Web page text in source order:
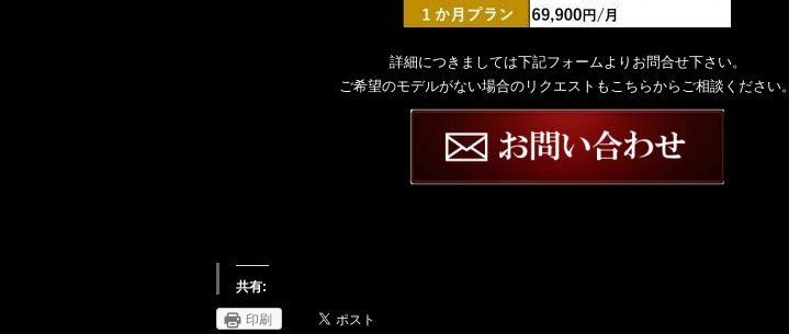
詳細につきましては下記フォームよりお問合せ下さい。
ご希望のモデルがない場合のリクエストもこちらからご相談ください。
共有:
印刷